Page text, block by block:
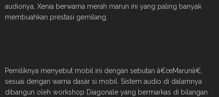
audionya, Xenia berwarna merah marun ini yang paling banyak
membuahkan prestasi gemilang.
Pemiliknya menyebut mobil ini dengan sebutan â€œMarunâ€,
sesuai dengan warna dasar si mobil. Sistem audio di dalamnya
dibangun oleh workshop Diagonale yang bermarkas di bilangan